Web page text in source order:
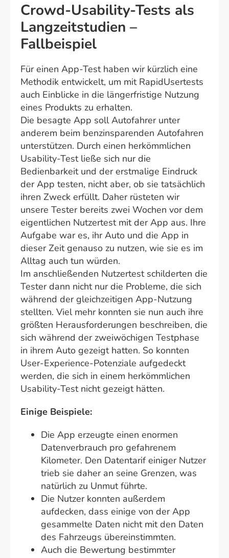
Crowd-Usability-Tests als
Langzeitstudien –
Fallbeispiel
Für einen App-Test haben wir kürzlich eine
Methodik entwickelt, um mit RapidUsertests
auch Einblicke in die längerfristige Nutzung
eines Produkts zu erhalten.
Die besagte App soll Autofahrer unter
anderem beim benzinsparenden Autofahren
unterstützen. Durch einen herkömmlichen
Usability-Test ließe sich nur die
Bedienbarkeit und der erstmalige Eindruck
der App testen, nicht aber, ob sie tatsächlich
ihren Zweck erfüllt. Daher rüsteten wir
unsere Tester bereits zwei Wochen vor dem
eigentlichen Nutzertest mit der App aus. Ihre
Aufgabe war es, ihr Auto und die App in
dieser Zeit genauso zu nutzen, wie sie es im
Alltag auch tun würden.
Im anschließenden Nutzertest schilderten die
Tester dann nicht nur die Probleme, die sich
während der gleichzeitigen App-Nutzung
stellten. Viel mehr konnten sie nun auch ihre
größten Herausforderungen beschreiben, die
sich während der zweiwöchigen Testphase
in ihrem Auto gezeigt hatten. So konnten
User-Experience-Potenziale aufgedeckt
werden, die sich in einem herkömmlichen
Usability-Test nicht gezeigt hätten.
Einige Beispiele:
Die App erzeugte einen enormen
Datenverbrauch pro gefahrenem
Kilometer. Den Datentarif einiger Nutzer
trieb sie daher an seine Grenzen, was
natürlich zu Unmut führte.
Die Nutzer konnten außerdem
aufdecken, dass einige von der App
gesammelte Daten nicht mit den Daten
des Fahrzeugs übereinstimmten.
Auch die Bewertung bestimmter